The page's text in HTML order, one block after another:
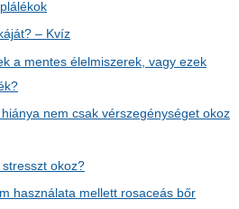
– Kvíz
a mentes élelmiszerek, vagy ezek
nem csak vérszegénységet okoz
okoz?
használata mellett rosaceás bőr